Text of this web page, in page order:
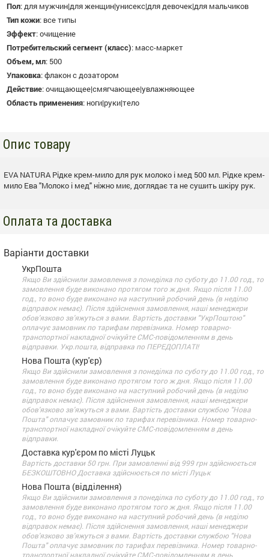
Пол:для мужчин|для женщин|унисекс|для девочек|для мальчиков
Тип кожи: все типы
Эффект:очищение
Потребительский сегмент (класс): масс-маркет
Объем, мл: 500
Упаковка:флакон с дозатором
Действие:очищающее|смягчающее|увлажняющее
Область применения: ноги|руки|тело
Опис товару
EVA NATURA Рідке крем-мило для рук молоко і мед 500 мл. Рідке крем-
мило Ева "Молоко і мед" ніжно миє, доглядає та не сушить шкіру рук.
Оплата та доставка
Варіанти доставки
УкрПошта
Якщо Ви здійснили замовлення з понеділка по суботу до 11.00 год., то
замовлення буде виконано протягом того ж дня. Якщо після 11.00
год., то воно буде виконано на наступний робочий день (в неділю
відправок немає). Після здійснення замовлення, наші менеджери
обов'язково зв'яжуться з вами. Вартість доставки "УкрПоштою"
оплачує замовник по тарифам перевізника. Номер товарно-
транспортної накладної очікуйте СМС-повідомленням в день
відправки. Укр.пошта, відправка по ПЕРЕДОПЛАТІ!
Нова Пошта (кур'єр)
Якщо Ви здійснили замовлення з понеділка по суботу до 11.00 год., то
замовлення буде виконано протягом того ж дня. Якщо після 11.00
год., то воно буде виконано на наступний робочий день (в неділю
відправок немає). Після здійснення замовлення, наші менеджери
обов'язково зв'яжуться з вами. Вартість доставки службою "Нова
Пошта" оплачує замовник по тарифах перевізника. Номер товарно-
транспортної накладної очікуйте СМС-повідомленням в день
відправки.
Доставка кур'єром по місті Луцьк
Вартість доставки 50 грн. При замовленні від 999 грн здійснюється
БЕЗКОШТОВНО Доставка здійснюється по місті Луцьк
Нова Пошта (відділення)
Якщо Ви здійснили замовлення з понеділка по суботу до 11.00 год., то
замовлення буде виконано протягом того ж дня. Якщо після 11.00
год., то воно буде виконано на наступний робочий день (в неділю
відправок немає). Після здійснення замовлення, наші менеджери
обов'язково зв'яжуться з вами. Вартість доставки службою "Нова
Пошта" оплачує замовник по тарифах перевізника. Номер товарно-
транспортної накладної очікуйте СМС-повідомленням в день